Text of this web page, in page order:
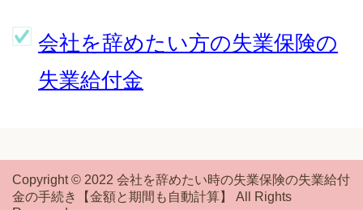
会社を辞めたい方の失業保険の
失業給付金
Copyright © 2022 会社を辞めたい時の失業保険の失業給付
金の手続き【金額と期間も自動計算】 All Rights